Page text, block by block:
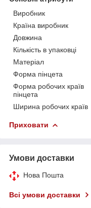
Виробник
Країна виробник
Довжина
Кількість в упаковці
Матеріал
Форма пінцета
Форма робочих країв
пінцета
Ширина робочих країв
Приховати
Умови доставки
Нова Пошта
Всі умови доставки